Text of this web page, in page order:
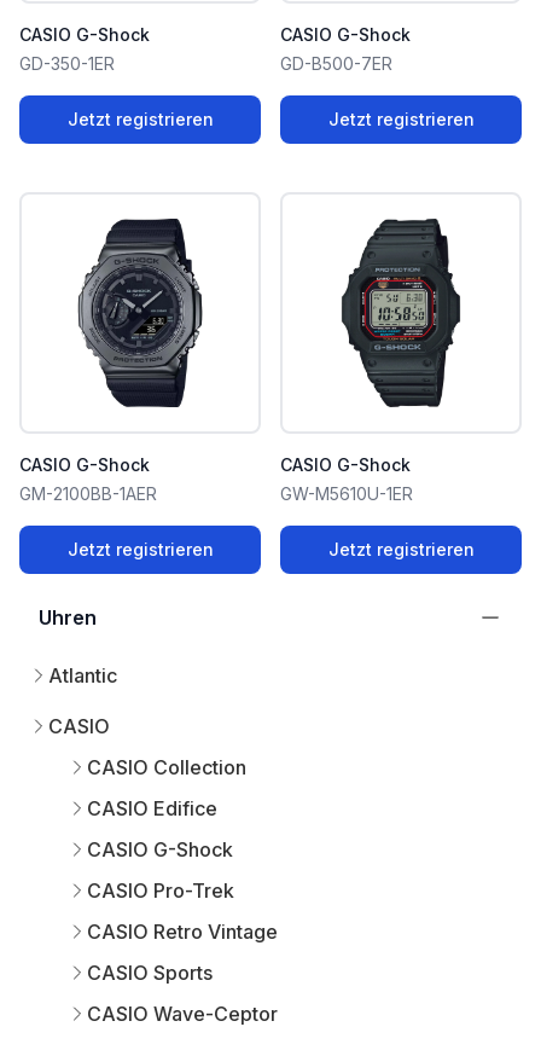
Uhren
Atlantic
CASIO
CASIO Collection
CASIO Edifice
CASIO G-Shock
CASIO Pro-Trek
CASIO Retro Vintage
CASIO Sports
CASIO Wave-Ceptor
CASIO G-Shock
GD-350-1ER
Jetzt registrieren
CASIO G-Shock
GD-B500-7ER
Jetzt registrieren
CASIO G-Shock
GM-2100BB-1AER
Jetzt registrieren
CASIO G-Shock
GW-M5610U-1ER
Jetzt registrieren